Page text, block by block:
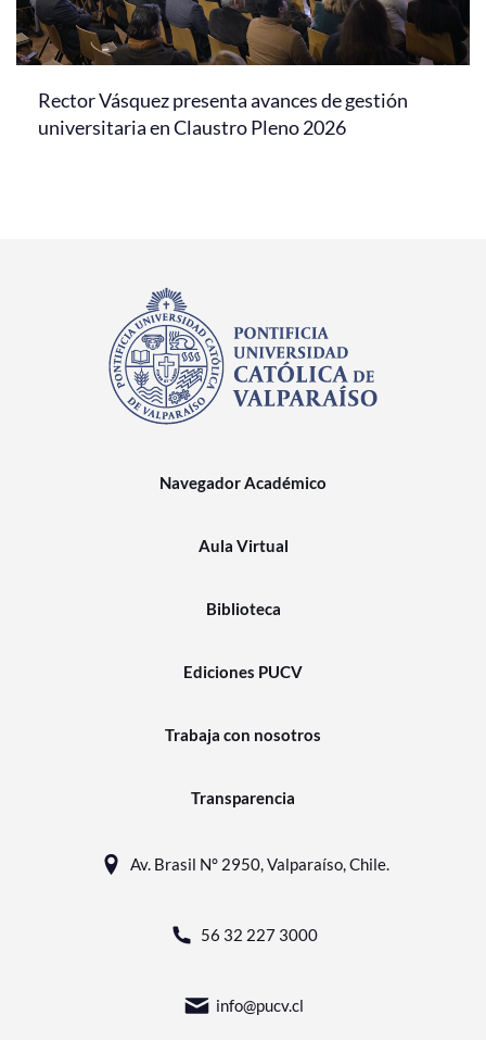
Rector Vásquez presenta avances de gestión
universitaria en Claustro Pleno 2026
Navegador Académico
Aula Virtual
Biblioteca
Ediciones PUCV
Trabaja con nosotros
Transparencia
Av. Brasil N° 2950, Valparaíso, Chile.
56 32 227 3000
info@pucv.cl